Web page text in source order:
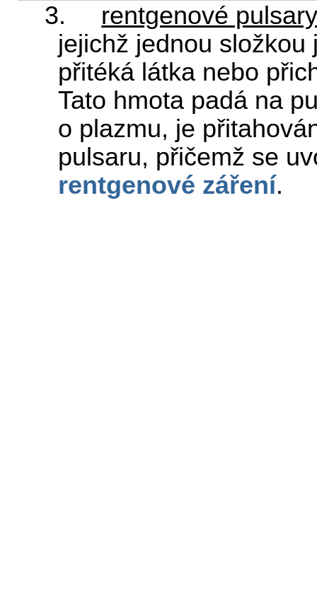
3. rentgenové
jejichž jednou
přitéká látka nebo
Tato hmota padá na
o plazmu, je
pulsaru, přičemž se
rentgenové záření.